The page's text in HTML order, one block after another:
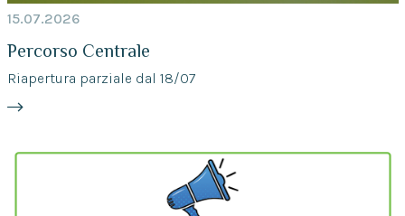
15.07.2026
Percorso Centrale
Riapertura parziale dal 18/07